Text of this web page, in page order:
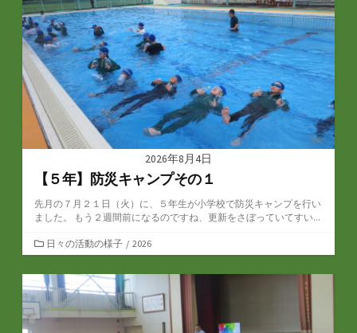
リ
ー
2026年8月4日
【５年】防災キャンプその１
先月の７月２１日（火）に、５年生が小学校で防災キャンプを行い
ました。 もう２週間前になるのですね、更新をさぼっていてすい...
カ
テ
ゴ
リ
ー
日々の活動の様子 / 2026